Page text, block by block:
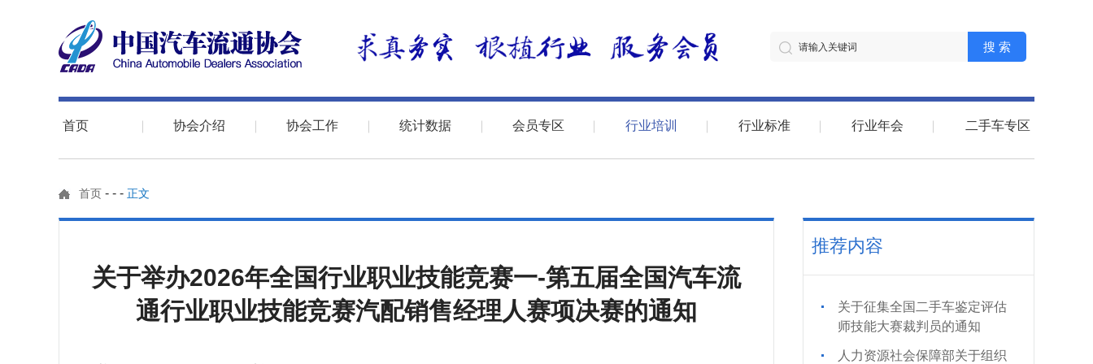
搜 索
首页 协会介绍 协会工作 统计数据 会员专区 行业培训 行业标准 行业年会 二手车专区
首页 - - - 正文
关于举办2026年全国行业职业技能竞赛一-第五届全国汽车流
通行业职业技能竞赛汽配销售经理人赛项决赛的通知
推荐内容
关于征集全国二手车鉴定评估
师技能大赛裁判员的通知
人力资源社会保障部关于组织